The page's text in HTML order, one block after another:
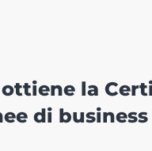
la
di business